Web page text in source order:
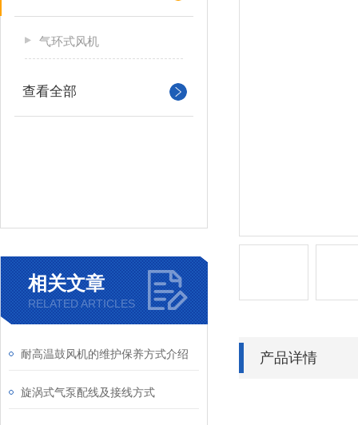
气环式风机
查看全部
相关文章
RELATED ARTICLES
耐高温鼓风机的维护保养方式介绍
旋涡式气泵配线及接线方式
产品详情